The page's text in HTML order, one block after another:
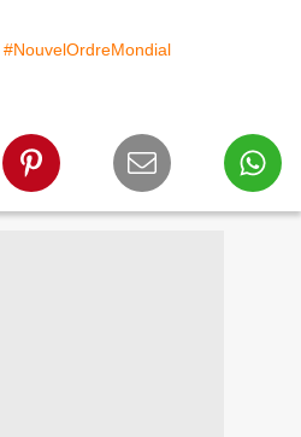
#NouvelOrdreMondial